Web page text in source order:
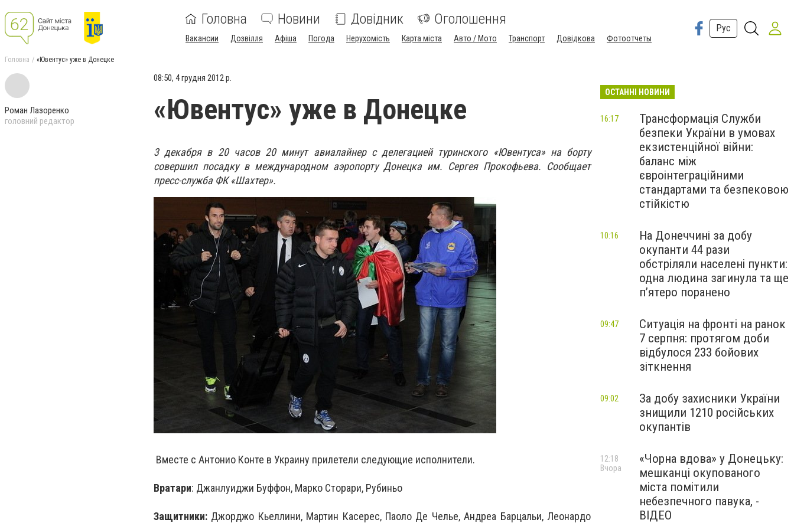
Головна Новини Довідник Оголошення
Вакансии Дозвілля Афіша Погода Нерухомість Карта міста Авто / Мото Транспорт Довідкова Фотоотчеты
Рус
Головна «Ювентус» уже в Донецке
Роман Лазоренко
головний редактор
08:50, 4 грудня 2012 р.
«Ювентус» уже в Донецке
3 декабря в 20 часов 20 минут авиалайнер с делегацией туринского «Ювентуса» на борту
совершил посадку в международном аэропорту Донецка им. Сергея Прокофьева. Сообщает
пресс-служба ФК «Шахтер».
Вместе с Антонио Конте в Украину прилетели следующие исполнители.
Вратари: Джанлуиджи Буффон, Марко Сторари, Рубиньо
Защитники: Джорджо Кьеллини, Мартин Касерес, Паоло Де Челье, Андреа Барцальи, Леонардо
ОСТАННІ НОВИНИ
Трансформація Служби
безпеки України в умовах
екзистенційної війни:
баланс між
євроінтеграційними
стандартами та безпековою
стійкістю
16:17
На Донеччині за добу
окупанти 44 рази
обстріляли населені пункти:
одна людина загинула та ще
пʼятеро поранено
10:16
Ситуація на фронті на ранок
7 серпня: протягом доби
відбулося 233 бойових
зіткнення
09:47
За добу захисники України
знищили 1210 російських
окупантів
09:02
«Чорна вдова» у Донецьку:
мешканці окупованого
міста помітили
небезпечного павука, -
ВІДЕО
12:18
Вчора